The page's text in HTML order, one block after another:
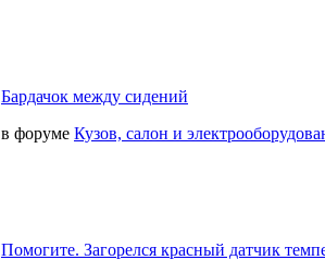
Бардачок между сидений
в форуме Кузов, салон и
Помогите. Загорелся красный датчик